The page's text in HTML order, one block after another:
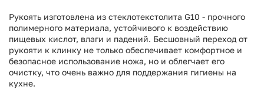
Рукоять изготовлена из стеклотекстолита G10 - прочного
полимерного материала, устойчивого к воздействию
пищевых кислот, влаги и падений. Бесшовный переход от
рукояти к клинку не только обеспечивает комфортное и
безопасное использование ножа, но и облегчает его
очистку, что очень важно для поддержания гигиены на
кухне.